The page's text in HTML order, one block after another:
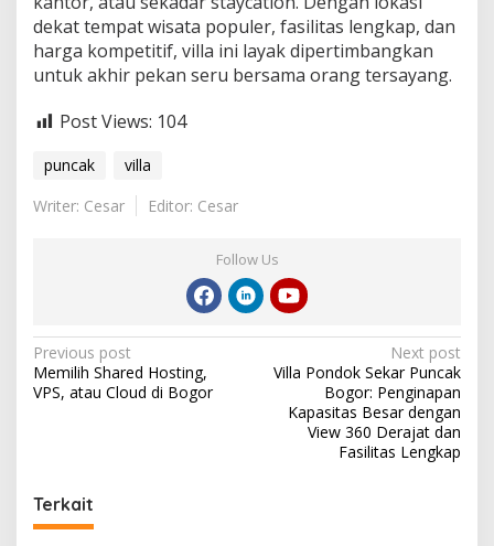
dekat tempat wisata populer, fasilitas lengkap, dan
harga kompetitif, villa ini layak dipertimbangkan
untuk akhir pekan seru bersama orang tersayang.
Post Views: 104
puncak
villa
Writer: Cesar
Editor: Cesar
Follow Us
Post
navigation
Previous post
Memilih Shared Hosting,
VPS, atau Cloud di Bogor
Next post
Villa Pondok Sekar Puncak
Bogor: Penginapan
Kapasitas Besar dengan
View 360 Derajat dan
Fasilitas Lengkap
Terkait